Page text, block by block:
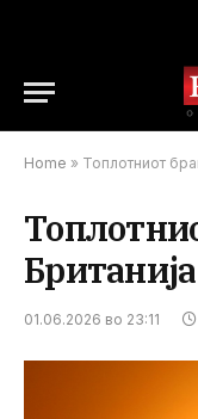
Home » Топлотниот
01.06.2026 во 23:11